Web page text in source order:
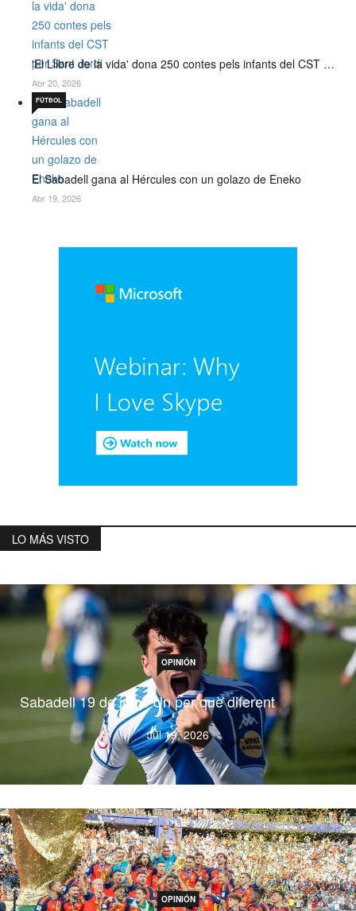
'El Llibre de la vida' dona 250 contes pels infants del CST …
Abr 20, 2026
El Sabadell gana al Hércules con un golazo de Eneko
FÚTBOL
Abr 19, 2026
LO MÁS VISTO
Sabadell 19 de juny. Un per què diferent
Jul 19, 2026
OPINIÓN
OPINIÓN